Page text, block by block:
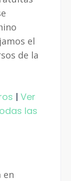
el
de la
| Ver
las
en